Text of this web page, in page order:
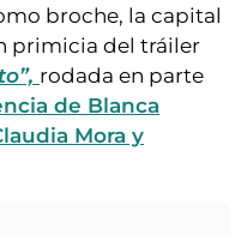
broche, la capital
primicia del tráiler
rodada en parte
de Blanca
Mora y